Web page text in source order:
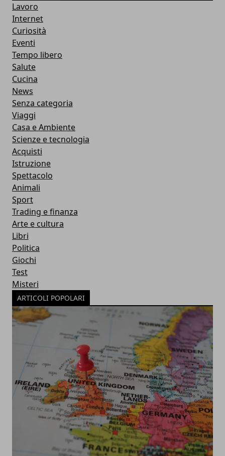
Lavoro
Internet
Curiosità
Eventi
Tempo libero
Salute
Cucina
News
Senza categoria
Viaggi
Casa e Ambiente
Scienze e tecnologia
Acquisti
Istruzione
Spettacolo
Animali
Sport
Trading e finanza
Arte e cultura
Libri
Politica
Giochi
Test
Misteri
ARTICOLI POPOLARI